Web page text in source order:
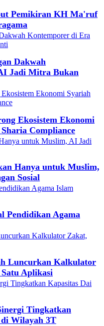
Pemikiran KH Ma'ruf
Dakwah
Jadi Mitra Bukan
Ekosistem Ekonomi
Compliance
Hanya untuk Muslim,
Sosial
Pendidikan Agama
Luncurkan Kalkulator
Aplikasi
Tingkatkan
Wilayah 3T